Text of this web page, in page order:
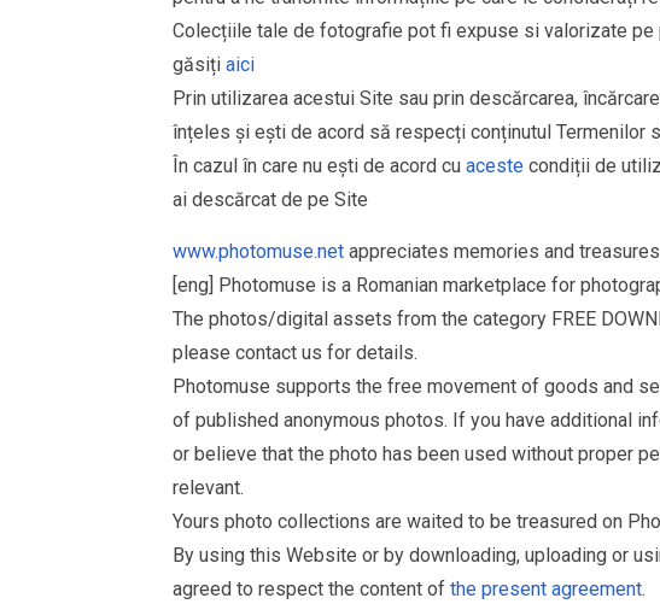
Colecțiile tale de fotografie pot fi expuse si valorizate
găsiți aici
Prin utilizarea acestui Site sau prin descărcarea,
înțeles și ești de acord să respecți conținutul
În cazul în care nu ești de acord cu aceste condiții de
ai descărcat de pe Site
www.photomuse.net appreciates memories and
[eng] Photomuse is a Romanian marketplace for
The photos/digital assets from the category FREE
please contact us for details.
Photomuse supports the free movement of goods and
of published anonymous photos. If you have additional
or believe that the photo has been used without proper
relevant.
Yours photo collections are waited to be treasured on
By using this Website or by downloading, uploading or
agreed to respect the content of the present agreement.